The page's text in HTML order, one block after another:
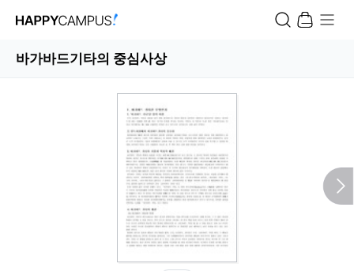
바가바드기타의 중심사상